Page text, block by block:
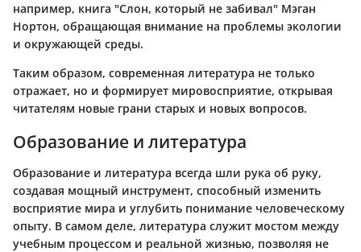
например, книга "Слон, который не забивал" Мэган
Нортон, обращающая внимание на проблемы экологии
и окружающей среды.
Таким образом, современная литература не только
отражает, но и формирует мировосприятие, открывая
читателям новые грани старых и новых вопросов.
Образование и литература
Образование и литература всегда шли рука об руку,
создавая мощный инструмент, способный изменить
восприятие мира и углубить понимание человеческому
опыту. В самом деле, литература служит мостом между
учебным процессом и реальной жизнью, позволяя не